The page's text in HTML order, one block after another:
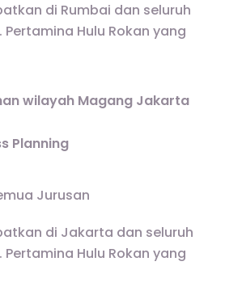
di Rumbai dan seluruh
Pertamina Hulu Rokan yang
wilayah Magang Jakarta
Planning
Jurusan
di Jakarta dan seluruh
Pertamina Hulu Rokan yang